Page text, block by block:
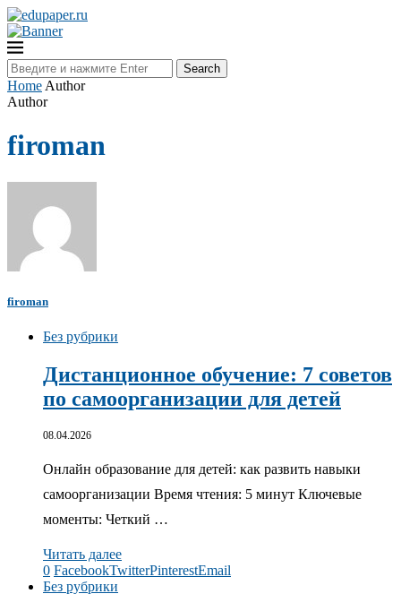
Search
Home Author
Author
firoman
firoman
Без рубрики
Дистанционное обучение: 7 советов
по самоорганизации для детей
08.04.2026
Онлайн образование для детей: как развить навыки
самоорганизации Время чтения: 5 минут Ключевые
моменты: Четкий …
Читать далее
0 FacebookTwitterPinterestEmail
Без рубрики